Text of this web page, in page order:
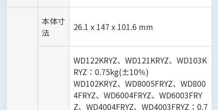
本体寸
法
26.1 x 147 x 101.6 mm
WD122KRYZ、WD121KRYZ、WD103K
RYZ：0.75kg(±10％)
WD102KRYZ、WD8005FRYZ、WD800
4FRYZ、WD6004FRYZ、WD6003FRY
Z、WD4004FRYZ、WD4003FRYZ：0.7